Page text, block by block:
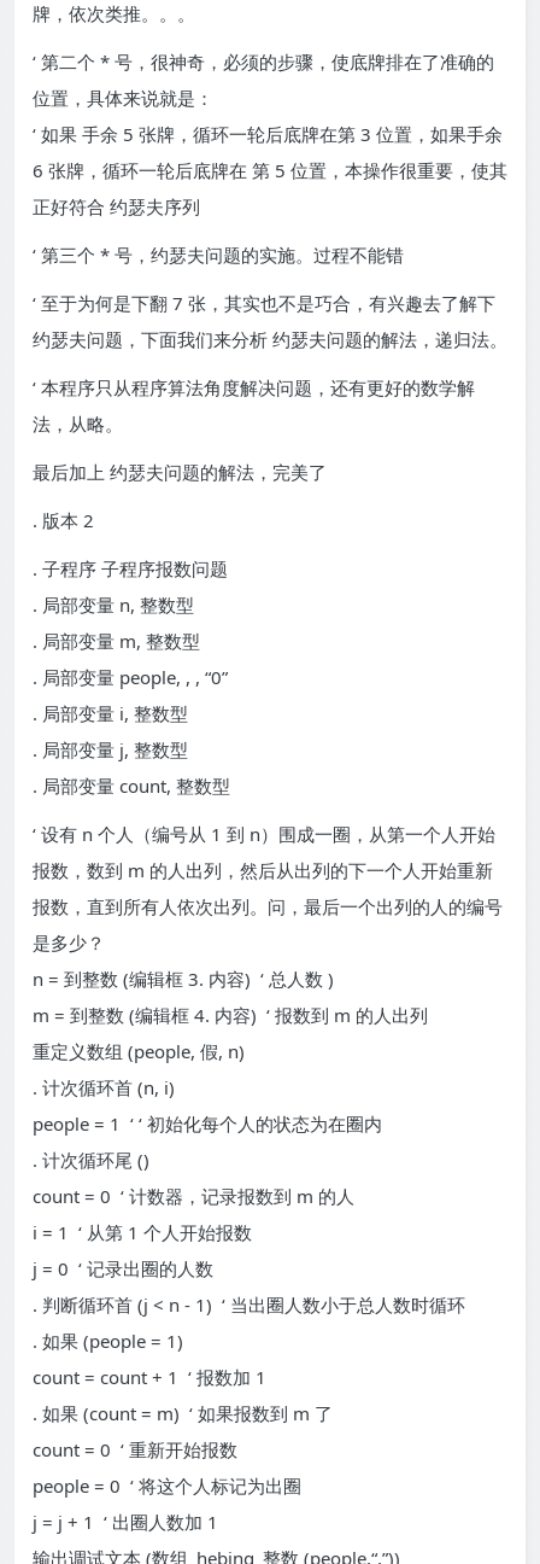
牌，依次类推。。。
‘ 第二个 * 号，很神奇，必须的步骤，使底牌排在了准确的
位置，具体来说就是：
‘ 如果 手余 5 张牌，循环一轮后底牌在第 3 位置，如果手余
6 张牌，循环一轮后底牌在 第 5 位置，本操作很重要，使其
正好符合 约瑟夫序列
‘ 第三个 * 号，约瑟夫问题的实施。过程不能错
‘ 至于为何是下翻 7 张，其实也不是巧合，有兴趣去了解下
约瑟夫问题，下面我们来分析 约瑟夫问题的解法，递归法。
‘ 本程序只从程序算法角度解决问题，还有更好的数学解
法，从略。
最后加上 约瑟夫问题的解法，完美了
. 版本 2
. 子程序 子程序报数问题
. 局部变量 n, 整数型
. 局部变量 m, 整数型
. 局部变量 people, , , “0”
. 局部变量 i, 整数型
. 局部变量 j, 整数型
. 局部变量 count, 整数型
‘ 设有 n 个人（编号从 1 到 n）围成一圈，从第一个人开始
报数，数到 m 的人出列，然后从出列的下一个人开始重新
报数，直到所有人依次出列。问，最后一个出列的人的编号
是多少？
n = 到整数 (编辑框 3. 内容) ‘ 总人数 )
m = 到整数 (编辑框 4. 内容) ‘ 报数到 m 的人出列
重定义数组 (people, 假, n)
. 计次循环首 (n, i)
people = 1 ‘ ‘ 初始化每个人的状态为在圈内
. 计次循环尾 ()
count = 0 ‘ 计数器，记录报数到 m 的人
i = 1 ‘ 从第 1 个人开始报数
j = 0 ‘ 记录出圈的人数
. 判断循环首 (j < n - 1) ‘ 当出圈人数小于总人数时循环
. 如果 (people = 1)
count = count + 1 ‘ 报数加 1
. 如果 (count = m) ‘ 如果报数到 m 了
count = 0 ‘ 重新开始报数
people = 0 ‘ 将这个人标记为出圈
j = j + 1 ‘ 出圈人数加 1
输出调试文本 (数组_hebing_整数 (people,“,”))